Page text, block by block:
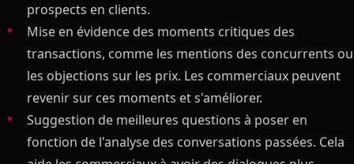
prospects en clients.
Mise en évidence des moments critiques des
transactions, comme les mentions des concurrents ou
les objections sur les prix. Les commerciaux peuvent
revenir sur ces moments et s'améliorer.
Suggestion de meilleures questions à poser en
fonction de l'analyse des conversations passées. Cela